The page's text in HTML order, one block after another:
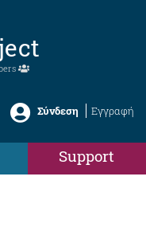
Σύνδεση Εγγραφή
Support